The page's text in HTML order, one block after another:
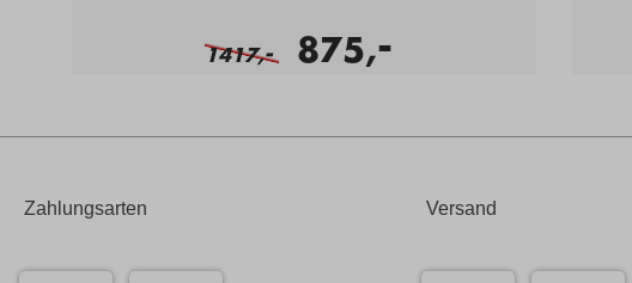
1417,- 875,
-
Zahlungsarten Versand